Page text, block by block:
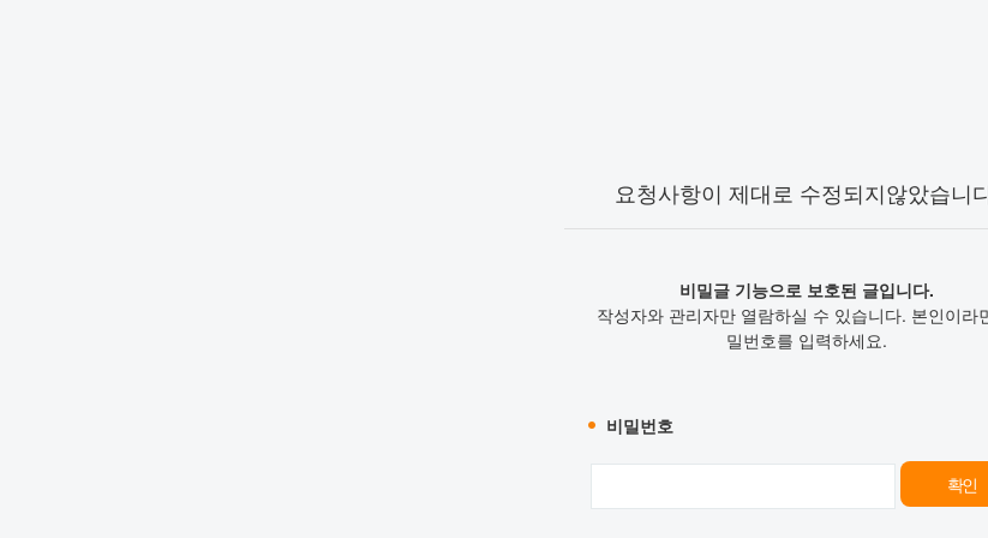
요청사항이 제대로 수정되지않았습니
비밀글 기능으로 보호된 글입니다.
작성자와 관리자만 열람하실 수 있습니다. 본인이라
밀번호를 입력하세요.
비밀번호